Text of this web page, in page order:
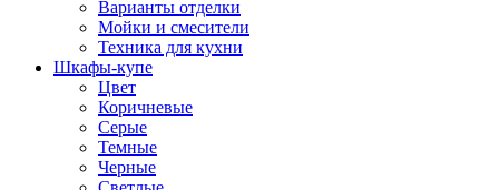
Варианты отделки
Мойки и смесители
Техника для кухни
Шкафы-купе
Цвет
Коричневые
Серые
Темные
Черные